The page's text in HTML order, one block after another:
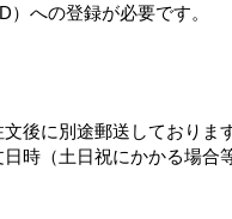
への登録が必要です。
後に別途郵送しております
時（土日祝にかかる場合